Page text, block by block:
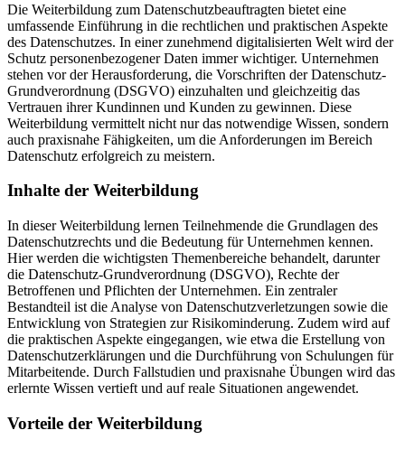
Die Weiterbildung zum Datenschutzbeauftragten bietet eine
umfassende Einführung in die rechtlichen und praktischen Aspekte
des Datenschutzes. In einer zunehmend digitalisierten Welt wird der
Schutz personenbezogener Daten immer wichtiger. Unternehmen
stehen vor der Herausforderung, die Vorschriften der Datenschutz-
Grundverordnung (DSGVO) einzuhalten und gleichzeitig das
Vertrauen ihrer Kundinnen und Kunden zu gewinnen. Diese
Weiterbildung vermittelt nicht nur das notwendige Wissen, sondern
auch praxisnahe Fähigkeiten, um die Anforderungen im Bereich
Datenschutz erfolgreich zu meistern.
Inhalte der Weiterbildung
In dieser Weiterbildung lernen Teilnehmende die Grundlagen des
Datenschutzrechts und die Bedeutung für Unternehmen kennen.
Hier werden die wichtigsten Themenbereiche behandelt, darunter
die Datenschutz-Grundverordnung (DSGVO), Rechte der
Betroffenen und Pflichten der Unternehmen. Ein zentraler
Bestandteil ist die Analyse von Datenschutzverletzungen sowie die
Entwicklung von Strategien zur Risikominderung. Zudem wird auf
die praktischen Aspekte eingegangen, wie etwa die Erstellung von
Datenschutzerklärungen und die Durchführung von Schulungen für
Mitarbeitende. Durch Fallstudien und praxisnahe Übungen wird das
erlernte Wissen vertieft und auf reale Situationen angewendet.
Vorteile der Weiterbildung